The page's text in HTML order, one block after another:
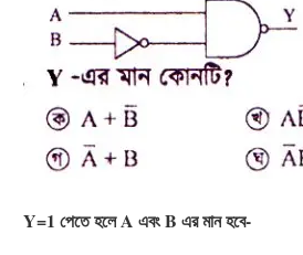
Y=1 পেতে হলে A এবং B এর মান হবে-